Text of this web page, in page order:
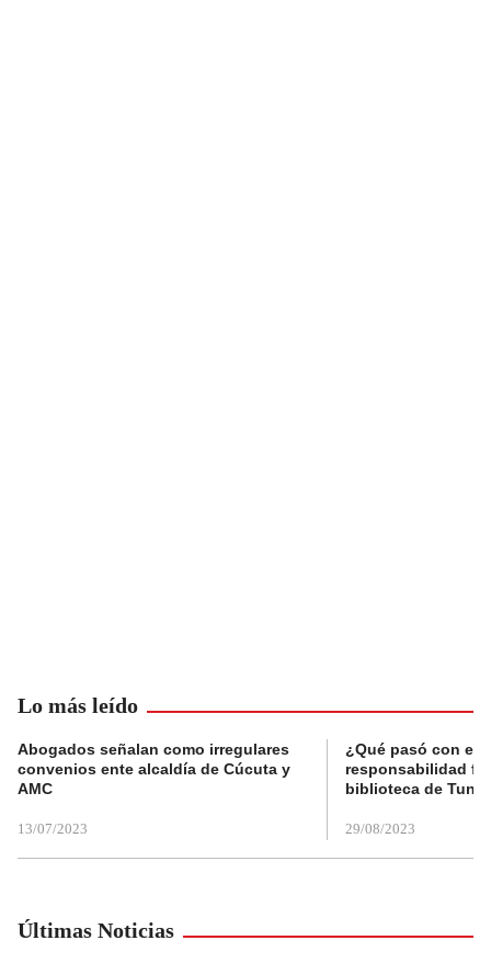
Lo más leído
Abogados señalan como irregulares
convenios ente alcaldía de Cúcuta y
AMC
13/07/2023
¿Qué pasó con el
responsabilidad
biblioteca de
29/08/2023
Últimas Noticias